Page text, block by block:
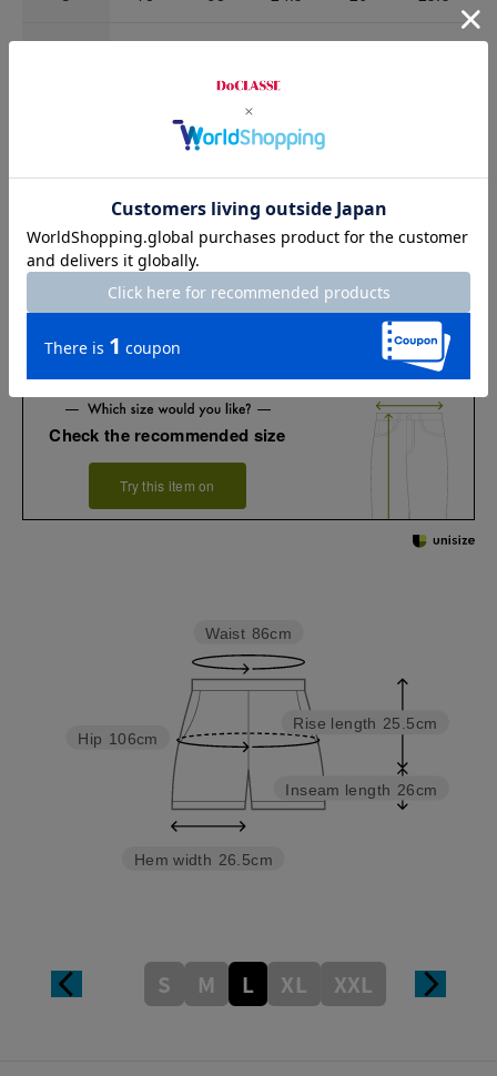
94 114 26.5 26
お店で試着する
チャット相談をする 店頭在庫を見る
Check the recommended size
Try this item on
Rise length 25.5cm
Inseam length 26cm
Hem width 26.5cm
Hip 106cm
Waist 86cm
S M L XL XXL